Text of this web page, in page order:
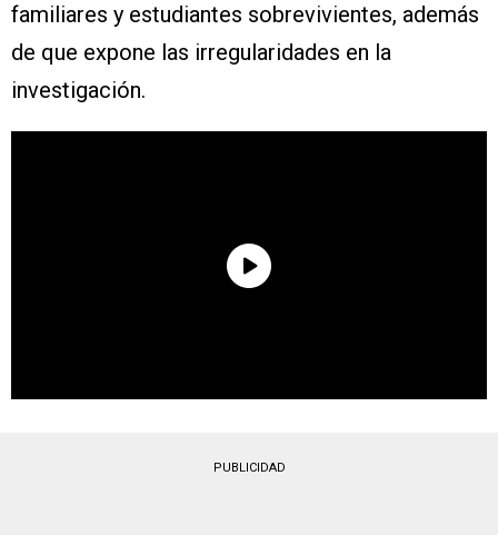
familiares y estudiantes sobrevivientes, además
de que expone las irregularidades en la
investigación.
PUBLICIDAD